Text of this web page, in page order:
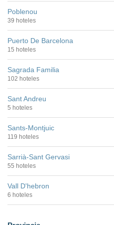
Poblenou
39 hoteles
Puerto De Barcelona
15 hoteles
Sagrada Familia
102 hoteles
Sant Andreu
5 hoteles
Sants-Montjuic
119 hoteles
Sarrià-Sant Gervasi
55 hoteles
Vall D'hebron
6 hoteles